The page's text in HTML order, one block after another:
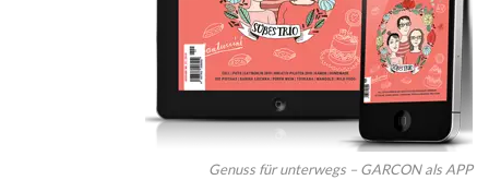
Genuss für unterwegs – GARCON als APP